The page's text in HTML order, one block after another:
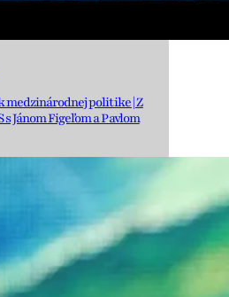
medzinárodnej politike | Z
Jánom Figeľom a Pavlom